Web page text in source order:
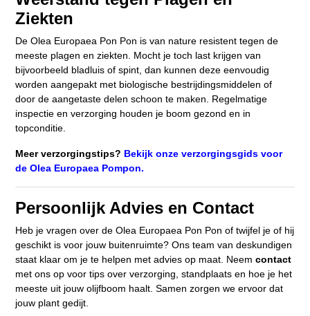
Ziekten
De Olea Europaea Pon Pon is van nature resistent tegen de
meeste plagen en ziekten. Mocht je toch last krijgen van
bijvoorbeeld bladluis of spint, dan kunnen deze eenvoudig
worden aangepakt met biologische bestrijdingsmiddelen of
door de aangetaste delen schoon te maken. Regelmatige
inspectie en verzorging houden je boom gezond en in
topconditie.
Meer verzorgingstips? Bekijk onze verzorgingsgids voor
de Olea Europaea Pompon.
Persoonlijk Advies en Contact
Heb je vragen over de Olea Europaea Pon Pon of twijfel je of hij
geschikt is voor jouw buitenruimte? Ons team van deskundigen
staat klaar om je te helpen met advies op maat. Neemcontact
met ons op voor tips over verzorging, standplaats en hoe je het
meeste uit jouw olijfboom haalt. Samen zorgen we ervoor dat
jouw plant gedijt.